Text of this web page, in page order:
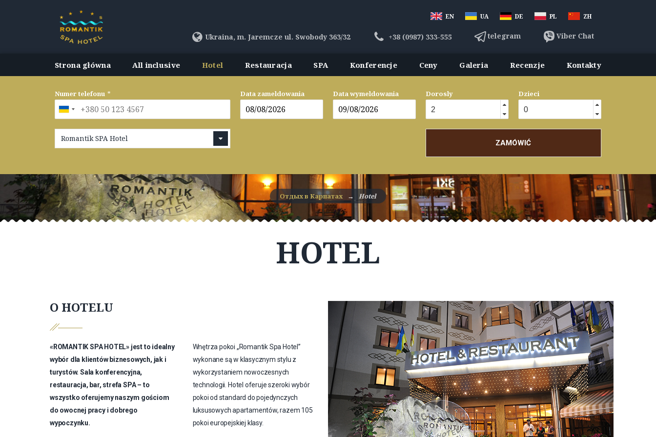
EN UA DE PL ZH
Ukraina, m. Jaremcze ul. Swobody 363/32 +38 (0987) 333-555 telegram Viber Chat
Strona główna All inclusive Hotel Restauracja SPA Konferencje Сeny Galeria Recenzje Kontakty
Numer telefonu *
Romantik SPA Hotel
Data zameldowania Data wymeldowania Dorosly Dzieci
ZAMÓWIĆ
Отдых в Карпатах → Hotel
HOTEL
O HOTELU
«ROMANTIK SPA HOTEL» jest to idealny
wybór dla klientów biznesowych, jak i
turystów. Sala konferencyjna,
restauracja, bar, strefa SPA – to
wszystko oferujemy naszym gościom
do owocnej pracy i dobrego
wypoczynku.
Wnętrza pokoi „Romantik Spa Hotel”
wykonane są w klasycznym stylu z
wykorzystaniem nowoczesnych
technologii. Hotel oferuje szeroki wybór
pokoi od standard do pojedynczych
luksusowych apartamentów, razem 105
pokoi europejskiej klasy.